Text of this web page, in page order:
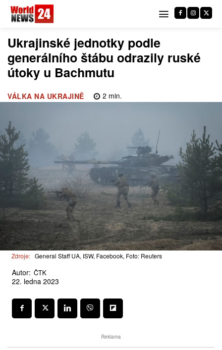
Ukrajinské jednotky podle
generálního štábu odrazily ruské
útoky u Bachmutu
VÁLKA NA UKRAJINĚ 2 min.
Zdroje: General Staff UA, ISW, Facebook, Foto: Reuters
Autor: ČTK
22. ledna 2023
Reklama